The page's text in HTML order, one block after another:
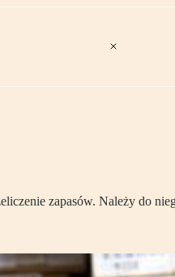
zapasów. Należy do